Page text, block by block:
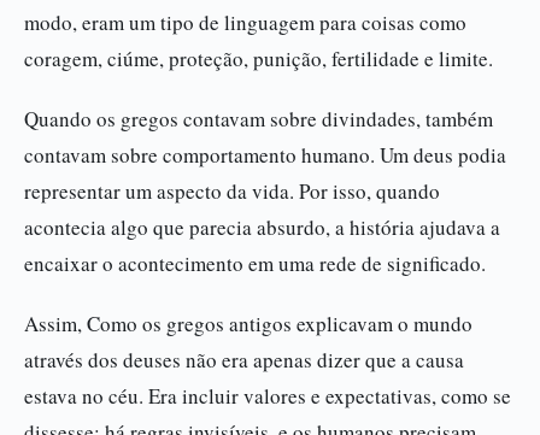
modo, eram um tipo de linguagem para coisas como
coragem, ciúme, proteção, punição, fertilidade e limite.
Quando os gregos contavam sobre divindades, também
contavam sobre comportamento humano. Um deus podia
representar um aspecto da vida. Por isso, quando
acontecia algo que parecia absurdo, a história ajudava a
encaixar o acontecimento em uma rede de significado.
Assim, Como os gregos antigos explicavam o mundo
através dos deuses não era apenas dizer que a causa
estava no céu. Era incluir valores e expectativas, como se